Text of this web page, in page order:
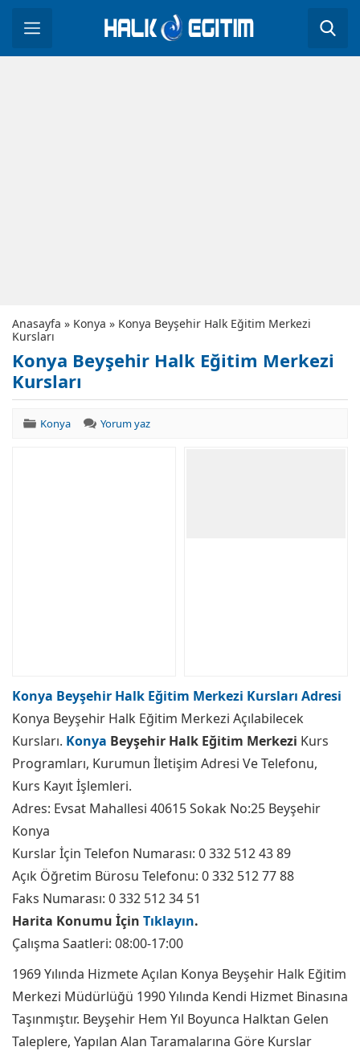
Anasayfa » Konya » Konya Beyşehir Halk Eğitim Merkezi
Kursları
Konya Beyşehir Halk Eğitim Merkezi
Kursları
Konya Yorum yaz
Konya Beyşehir Halk Eğitim Merkezi Kursları Adresi
Konya Beyşehir Halk Eğitim Merkezi Açılabilecek
Kursları. Konya Beyşehir Halk Eğitim Merkezi Kurs
Programları, Kurumun İletişim Adresi Ve Telefonu,
Kurs Kayıt İşlemleri.
Adres: Evsat Mahallesi 40615 Sokak No:25 Beyşehir
Konya
Kurslar İçin Telefon Numarası: 0 332 512 43 89
Açık Öğretim Bürosu Telefonu: 0 332 512 77 88
Faks Numarası: 0 332 512 34 51
Harita Konumu İçin Tıklayın.
Çalışma Saatleri: 08:00-17:00
1969 Yılında Hizmete Açılan Konya Beyşehir Halk Eğitim
Merkezi Müdürlüğü 1990 Yılında Kendi Hizmet Binasına
Taşınmıştır. Beyşehir Hem Yıl Boyunca Halktan Gelen
Taleplere, Yapılan Alan Taramalarına Göre Kurslar